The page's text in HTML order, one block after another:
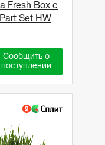
Fresh Box с
Set HW
Сообщить о
поступлении